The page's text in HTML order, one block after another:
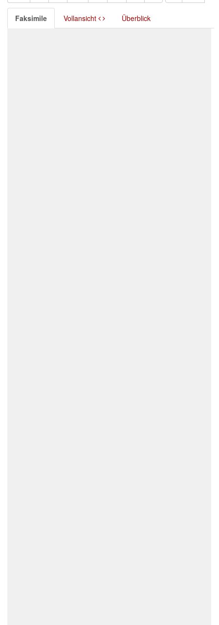
Faksimile Vollansicht Überblick